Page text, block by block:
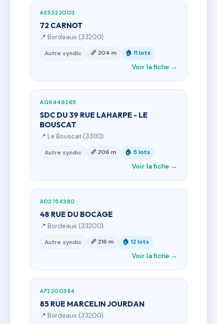
AE5322003
72 CARNOT
📍 Bordeaux (33200)
Autre syndic 📏 204 m 🏠 11 lots
Voir la fiche →
AG9449265
SDC DU 39 RUE LAHARPE - LE
BOUSCAT
📍 Le Bouscat (33110)
Autre syndic 📏 206 m 🏠 5 lots
Voir la fiche →
AD2754380
48 RUE DU BOCAGE
📍 Bordeaux (33200)
Autre syndic 📏 216 m 🏠 12 lots
Voir la fiche →
AF2200384
85 RUE MARCELIN JOURDAN
📍 Bordeaux (33200)